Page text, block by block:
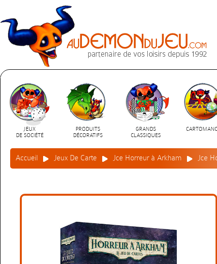
JEUX
DE SOCIÉTÉ
PRODUITS
DÉCORATIFS
GRANDS
CLASSIQUES
Accueil Jeux De Carte Jce Horreur à Arkham Jce